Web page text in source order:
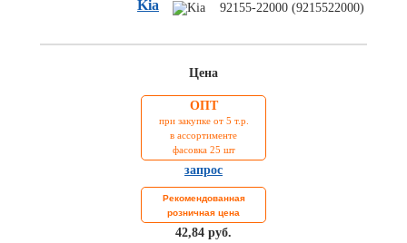
ходового
Kia 92155-22000 (9215522000)
Цена
ОПТ
при закупке от 5 т.р.
в ассортименте
фасовка 25 шт
запрос
Рекомендованная
розничная цена
42,84 руб.